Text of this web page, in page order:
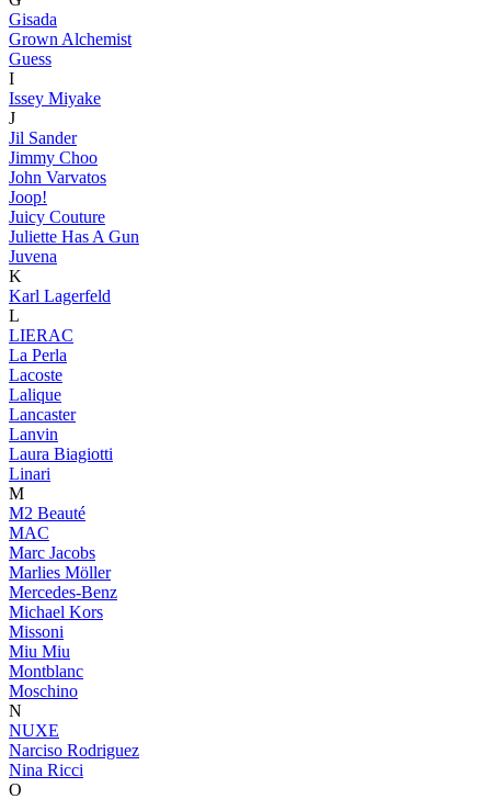
Gisada
Grown Alchemist
Guess
I
Issey Miyake
J
Jil Sander
Jimmy Choo
John Varvatos
Joop!
Juicy Couture
Juliette Has A Gun
Juvena
K
Karl Lagerfeld
L
LIERAC
La Perla
Lacoste
Lalique
Lancaster
Lanvin
Laura Biagiotti
Linari
M
M2 Beauté
MAC
Marc Jacobs
Marlies Möller
Mercedes-Benz
Michael Kors
Missoni
Miu Miu
Montblanc
Moschino
N
NUXE
Narciso Rodriguez
Nina Ricci
O